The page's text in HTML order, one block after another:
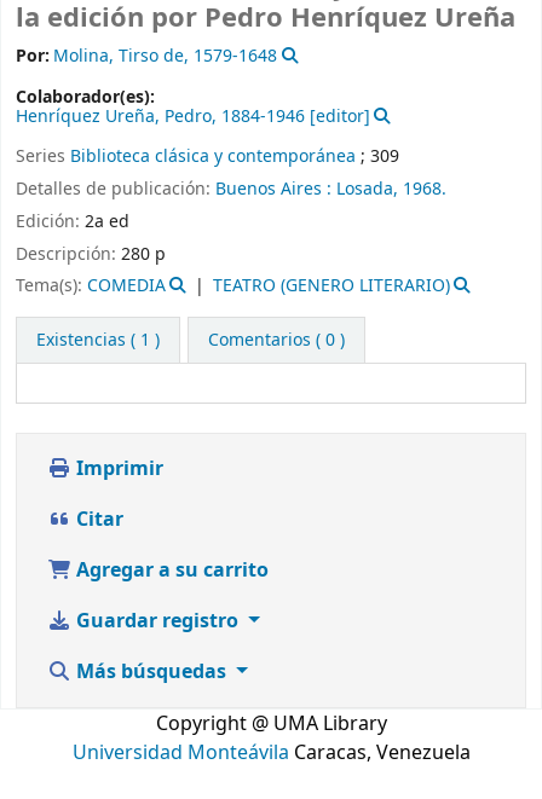
la edición por Pedro Henríquez Ureña
Por: Molina, Tirso de, 1579-1648
Colaborador(es):
Henríquez Ureña, Pedro, 1884-1946 [editor]
Series Biblioteca clásica y contemporánea ; 309
Detalles de publicación: Buenos Aires : Losada, 1968.
Edición: 2a ed
Descripción: 280 p
Tema(s): COMEDIA TEATRO (GENERO LITERARIO)
Existencias ( 1 ) Comentarios ( 0 )
Imprimir
Citar
Agregar a su carrito
Guardar registro
Más búsquedas
Copyright @ UMA Library
Universidad Monteávila Caracas, Venezuela